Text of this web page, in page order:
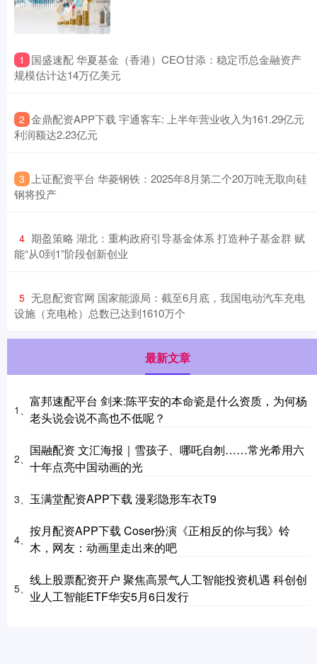
1
​国盛速配 华夏基金（香港）CEO甘添：稳定币总金融资产
规模估计达14万亿美元
2 ​金鼎配资APP下载 宇通客车: 上半年营业收入为161.29亿元
利润额达2.23亿元
3 ​上证配资平台 华菱钢铁：2025年8月第二个20万吨无取向硅
钢将投产
4 ​期盈策略 湖北：重构政府引导基金体系 打造种子基金群 赋
能“从0到1”阶段创新创业
5 ​无息配资官网 国家能源局：截至6月底，我国电动汽车充电
设施（充电枪）总数已达到1610万个
最新文章
1、
富邦速配平台 剑来:陈平安的本命瓷是什么资质，为何杨
老头说会说不高也不低呢？
2、
国融配资 文汇海报｜雪孩子、哪吒自刎……常光希用六
十年点亮中国动画的光
3、 玉满堂配资APP下载 漫彩隐形车衣T9
4、
按月配资APP下载 Coser扮演《正相反的你与我》铃
木，网友：动画里走出来的吧
5、
线上股票配资开户 聚焦高景气人工智能投资机遇 科创创
业人工智能ETF华安5月6日发行